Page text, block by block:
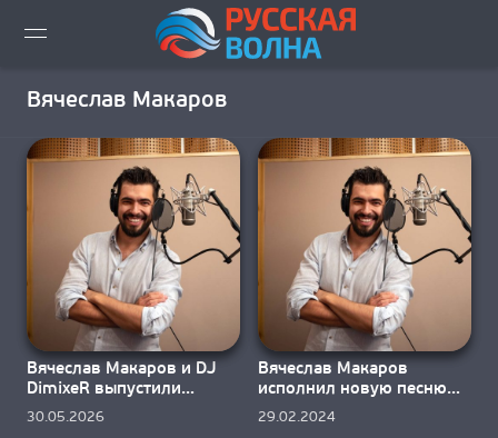
ВИДЕО LIVE
НОВОСТИ
НОВИНКИ ЭФИРА
ПЛЕЙЛИСТ
СКАЧАТЬ ЭФИР
КАК СЛУШАТЬ!?
Вячеслав Макаров
Вячеслав Макаров и DJ
DimixeR выпустили
совместный трек
30.05.2026
Вячеслав Макаров
исполнил новую песню
«Беги» на киноконцерте
29.02.2024